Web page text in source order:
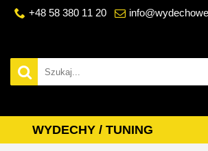
+48 58 380 11 20
WYDECHY / TUNING